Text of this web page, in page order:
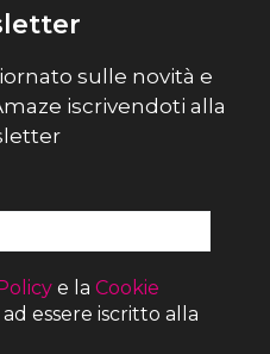
sulle novità e
iscrivendoti alla
e la Cookie
essere iscritto alla